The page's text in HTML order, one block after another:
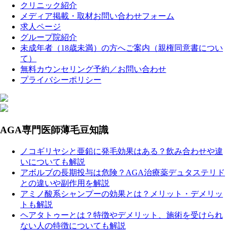
クリニック紹介
メディア掲載・取材お問い合わせフォーム
求人ページ
グループ院紹介
未成年者（18歳未満）の方へご案内（親権同意書につい
て）
無料カウンセリング予約／お問い合わせ
プライバシーポリシー
AGA専門医師薄毛豆知識
ノコギリヤシと亜鉛に発毛効果はある？飲み合わせや違
いについても解説
アボルブの長期投与は危険？AGA治療薬デュタステリド
との違いや副作用を解説
アミノ酸系シャンプーの効果とは？メリット・デメリッ
トも解説
ヘアタトゥーとは？特徴やデメリット、施術を受けられ
ない人の特徴についても解説